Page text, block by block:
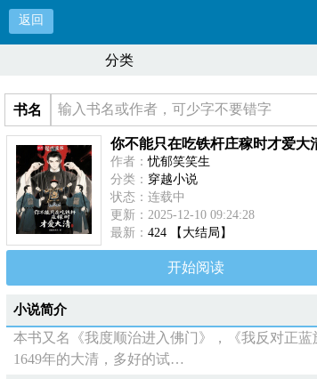
返回
分类
书名
你不能只在吃铁杆庄稼时才爱大
作者：忧郁笑笑生
分类： 穿越小说
状态：连载中
更新：2025-12-10 09:24:28
最新： 424 【大结局】
开始阅读
小说简介
本书又名《我度顺治进入佛门》，《我反对正
1649年的大清，多好的试…